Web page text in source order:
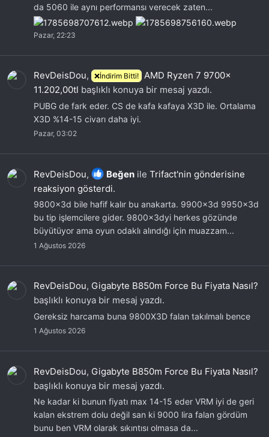
da 5060 ile aynı performansı verecek zaten...
Pazar, 22:23
RevDeisDou, ❌İndirim Bitti!
AMD Ryzen 7 9700x
11.202,00tl başlıklı konuya bir mesaj yazdı.
PUBG de fark eder. CS de kafa kafaya X3D ile. Ortalama
X3D %14-15 civarı daha iyi.
Pazar, 03:02
RevDeisDou, Beğen ile Trifact'nin gönderisine
reaksiyon gösterdi.
9800x3d bile hafif kalır bu anakarta. 9900x3d 9950x3d
bu tip işlemcilere gider. 9800x3dyi herkes gözünde
büyütüyor ama oyun odaklı alındığı için muazzam...
1 Ağustos 2026
RevDeisDou, Gigabyte B850m Force Bu Fiyata Nasıl?
başlıklı konuya bir mesaj yazdı.
Gereksiz harcama buna 9800X3D falan takılmalı bence
1 Ağustos 2026
RevDeisDou, Gigabyte B850m Force Bu Fiyata Nasıl?
başlıklı konuya bir mesaj yazdı.
Ne kadar ki bunun fiyatı max 14-15 eder VRM iyi de geri
kalan ekstrem dolu değil san ki 9000 lira falan gördüm
bunu ben VRM olarak sıkıntısı olmasa da...